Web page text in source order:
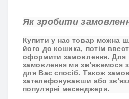
Як зробити
Купити у нас товар можна
його до кошика, потім
оформити замовлення. Для
замовлення ми зв'яжемося
для Вас спосіб. Також
зателефонувавши або
популярні месенджери.